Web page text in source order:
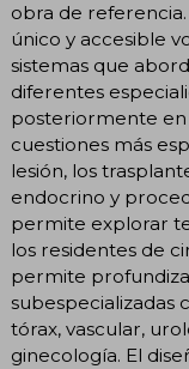
obra de
único y accesible
sistemas que
diferentes
posteriormente en
cuestiones más
lesión, los
endocrino y
permite explorar
los residentes de
permite
subespecializadas
tórax, vascular,
ginecología. El